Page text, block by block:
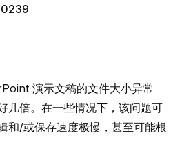
演示文稿的文件大小异常
几倍。在一些情况下，该问题可
和/或保存速度极慢，甚至可能根